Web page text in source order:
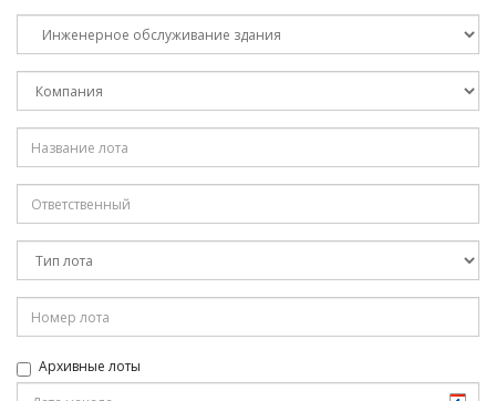
Архивные лоты